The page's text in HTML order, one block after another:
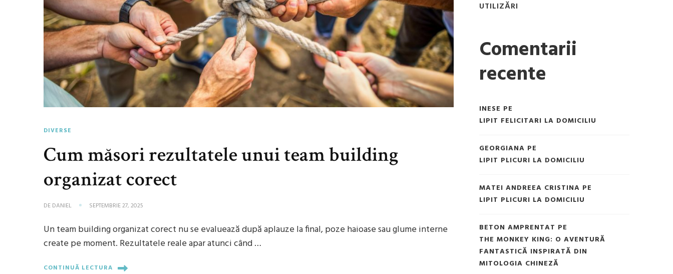
DIVERSE
Cum măsori rezultatele unui team building
organizat corect
DE DANIEL SEPTEMBRIE 27, 2025
Un team building organizat corect nu se evaluează după aplauze la final, poze haioase sau glume interne
create pe moment. Rezultatele reale apar atunci când …
CONTINUĂ LECTURA
UTILIZĂRI
Comentarii
recente
INESE PE
LIPIT FELICITARI LA DOMICILIU
GEORGIANA PE
LIPIT PLICURI LA DOMICILIU
MATEI ANDREEA CRISTINA PE
LIPIT PLICURI LA DOMICILIU
BETON AMPRENTAT PE
THE MONKEY KING: O AVENTURĂ
FANTASTICĂ INSPIRATĂ DIN
MITOLOGIA CHINEZĂ